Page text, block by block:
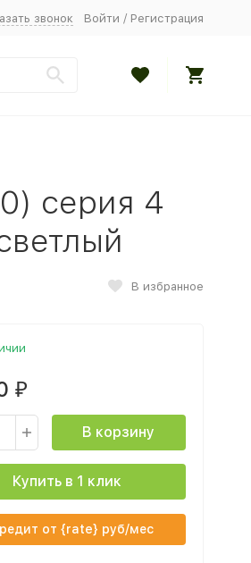
звонок Войти / Регистрация
серия 4
В избранное
₽
В корзину
Купить в 1 клик
от {rate} руб/мес